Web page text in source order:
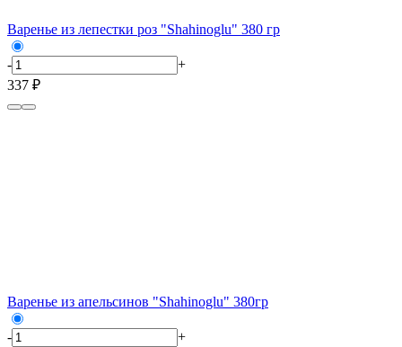
Варенье из лепестки роз "Shahinoglu" 380 гр
-
+
337 ₽
Варенье из апельсинов "Shahinoglu" 380гр
-
+